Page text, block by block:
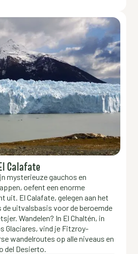
Calafate
mysterieuze gauchos en
oefent een enorme
uit. El Calafate, gelegen aan het
de uitvalsbasis voor de beroemde
Wandelen? In El Chaltén, in
Glaciares, vind je Fitzroy-
wandelroutes op alle niveaus en
del Desierto.